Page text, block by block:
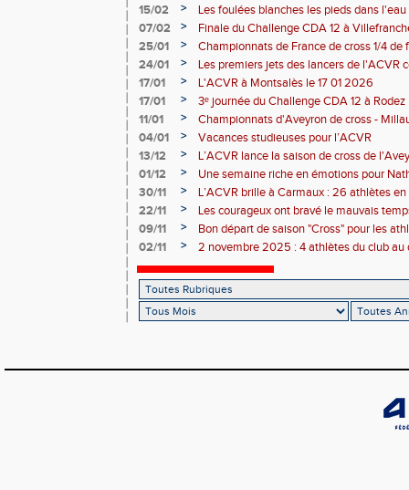
15/02
>
Les foulées blanches les pieds dans
performances individuelles
07/02 >
Finale du Challenge CDA 12 à
25/01
>
Championnats de France de cross 1/4
la-Grave 25 01 2026
24/01 >
Les premiers jets des lancers de l'ACVR
Rodez
17/01 >
L'ACVR à Montsalès le 17 01 2026
17/01
>
3ᵉ journée du Challenge CDA 12 à Rodez
11/01
>
Championnats d'Aveyron de cross -
04/01
>
Vacances studieuses pour l’ACVR
13/12
>
L’ACVR lance la saison de cross de
01/12
>
Une semaine riche en émotions pour
de l’ACVR
30/11 >
L’ACVR brille à Carmaux : 26 athlètes
country international Hubert André
22/11 >
Les courageux ont bravé le mauvais
09/11
>
Bon départ de saison "Cross" pour les
départ pris à Nice
02/11 > 2 novembre 2025 : 4 athlètes du club au